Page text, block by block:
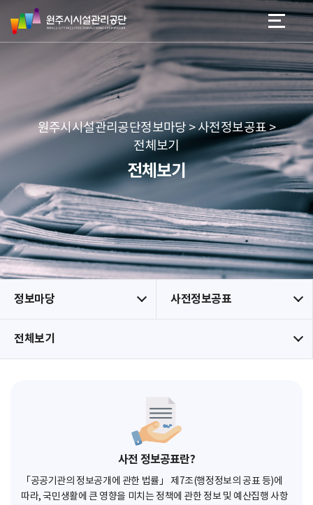
네
본문 바로가기
메뉴 바로가기
원
주
시
리
공
단
원주시시설관리공단정보마당 > 사전정보공표 >
전체보기
전체보기
정보마당 사전정보공표
전체보기
사전 정보공표란?
「공공기관의 정보공개에 관한 법률」 제7조(행정정보의 공표 등)에
따라, 국민생활에 큰 영향을 미치는 정책에 관한 정보 및 예산집행 사항